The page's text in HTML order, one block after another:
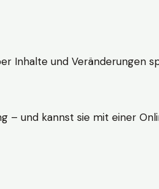
Inhalte und Veränderungen
– und kannst sie mit einer